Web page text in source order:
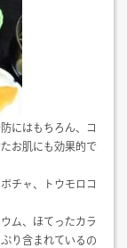
にはもちろん、コ
お肌にも効果的で
チャ、トウモロコ
ム、ほてったカラ
り含まれているの